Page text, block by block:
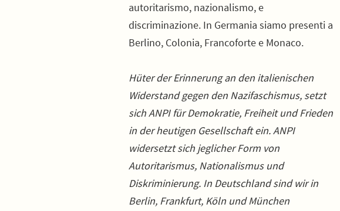
autoritarismo, nazionalismo, e
discriminazione. In Germania siamo presenti a
Berlino, Colonia, Francoforte e Monaco.
Hüter der Erinnerung an den italienischen
Widerstand gegen den Nazifaschismus, setzt
sich ANPI für Demokratie, Freiheit und Frieden
in der heutigen Gesellschaft ein. ANPI
widersetzt sich jeglicher Form von
Autoritarismus, Nationalismus und
Diskriminierung. In Deutschland sind wir in
Berlin, Frankfurt, Köln und München